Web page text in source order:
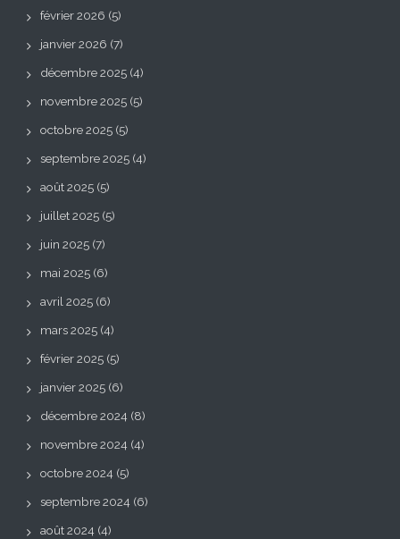
février 2026 (5)
janvier 2026 (7)
décembre 2025 (4)
novembre 2025 (5)
octobre 2025 (5)
septembre 2025 (4)
août 2025 (5)
juillet 2025 (5)
juin 2025 (7)
mai 2025 (6)
avril 2025 (6)
mars 2025 (4)
février 2025 (5)
janvier 2025 (6)
décembre 2024 (8)
novembre 2024 (4)
octobre 2024 (5)
septembre 2024 (6)
août 2024 (4)